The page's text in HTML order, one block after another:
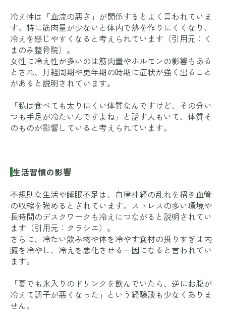
冷え性は「血流の悪さ」が関係するとよく言われていま
す。特に筋肉量が少ないと体内で熱を作りにくくなり、
冷えを感じやすくなると考えられています（引用元： く
まのみ整骨院）。
女性に冷え性が多いのは筋肉量やホルモンの影響もある
とされ、月経周期や更年期の時期に症状が強く出ること
があると説明されています。
「私は食べても太りにくい体質なんですけど、その分い
つも手足が冷たいんですよね」と話す人もいて、体質そ
のものが影響していると考えられています。
生活習慣の影響
不規則な生活や睡眠不足は、自律神経の乱れを招き血管
の収縮を強めるとされています。ストレスの多い環境や
長時間のデスクワークも冷えにつながると説明されてい
ます（引用元： クラシエ）。
さらに、冷たい飲み物や体を冷やす食材の摂りすぎは内
臓を冷やし、冷えを悪化させる一因になると言われてい
ます。
「夏でも氷入りのドリンクを飲んでいたら、逆にお腹が
冷えて調子が悪くなった」という経験談も少なくありま
せん。